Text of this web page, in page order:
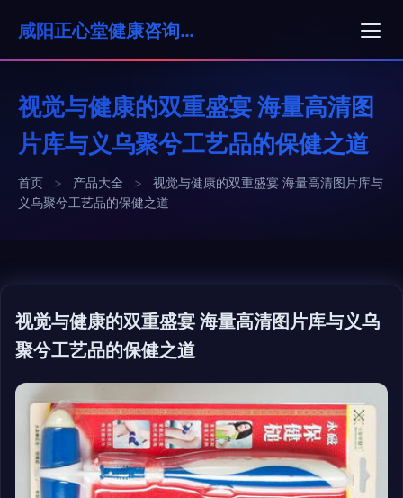
咸阳正心堂健康咨询有限公司
视觉与健康的双重盛宴 海量高清图
片库与义乌聚兮工艺品的保健之道
首页 > 产品大全 >
视觉与健康的双重盛宴 海量高清图片库与
义乌聚兮工艺品的保健之道
视觉与健康的双重盛宴 海量高清图片库与义乌
聚兮工艺品的保健之道